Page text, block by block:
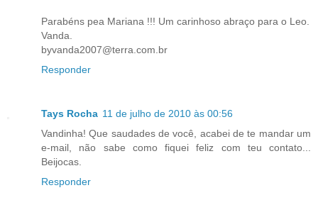
Parabéns pea Mariana !!! Um carinhoso abraço para o Leo.
Vanda.
byvanda2007@terra.com.br
Responder
Tays Rocha 11 de julho de 2010 às 00:56
Vandinha! Que saudades de você, acabei de te mandar um
e-mail, não sabe como fiquei feliz com teu contato...
Beijocas.
Responder